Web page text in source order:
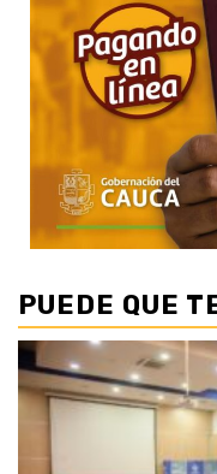
PUEDE QUE